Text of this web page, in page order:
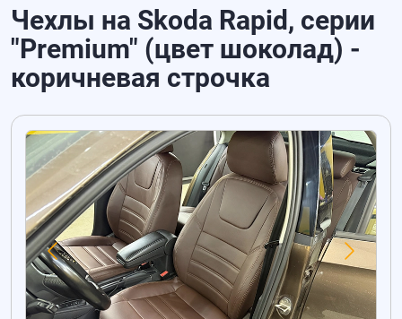
Чехлы на Skoda Rapid, серии
"Premium" (цвет шоколад) -
коричневая строчка